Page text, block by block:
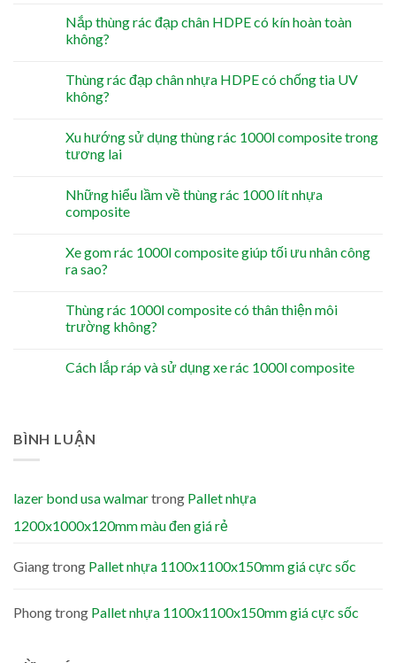
Nắp thùng rác đạp chân HDPE có kín hoàn toàn
không?
Thùng rác đạp chân nhựa HDPE có chống tia UV
không?
Xu hướng sử dụng thùng rác 1000l composite trong
tương lai
Những hiểu lầm về thùng rác 1000 lít nhựa
composite
Xe gom rác 1000l composite giúp tối ưu nhân công
ra sao?
Thùng rác 1000l composite có thân thiện môi
trường không?
Cách lắp ráp và sử dụng xe rác 1000l composite
BÌNH LUẬN
lazer bond usa walmartrong Pallet nhựa
1200x1000x120mm màu đen giá rẻ
Giangtrong Pallet nhựa 1100x1100x150mm giá cực sốc
Phongtrong Pallet nhựa 1100x1100x150mm giá cực sốc